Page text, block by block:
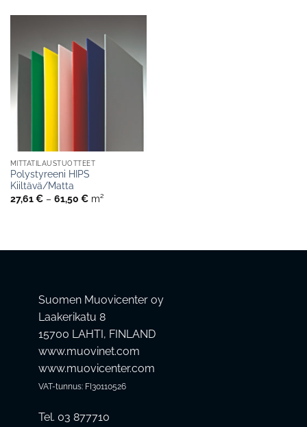
MITTATILAUSTUOTTEET
Polystyreeni HIPS
Kiiltävä/Matta
27,61€ – 61,50 €Hintaluokka:
m²
Suomen Muovicenter oy
Laakerikatu 8
15700 LAHTI, FINLAND
www.muovinet.com
www.muovicenter.com
VAT-tunnus: FI30110526
Tel. 03 877710